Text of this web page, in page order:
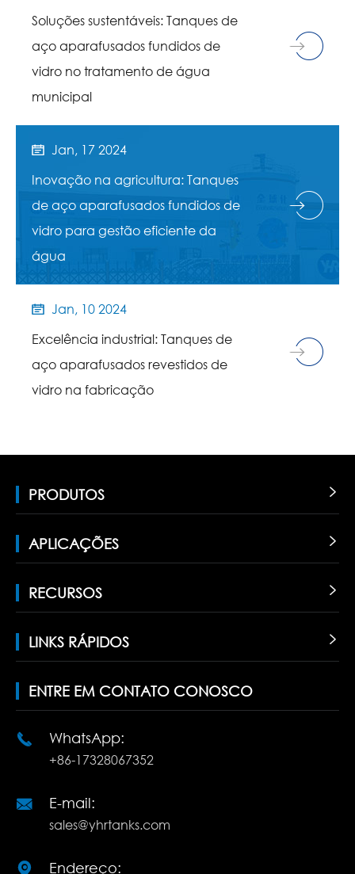
Soluções sustentáveis: Tanques de
aço aparafusados fundidos de
vidro no tratamento de água
municipal

Jan, 17 2024
Inovação na agricultura: Tanques
de aço aparafusados fundidos de
vidro para gestão eficiente da
água

Jan, 10 2024
Excelência industrial: Tanques de
aço aparafusados revestidos de
vidro na fabricação
PRODUTOS 
APLICAÇÕES 
RECURSOS 
LINKS RÁPIDOS 
ENTRE EM CONTATO CONOSCO
 WhatsApp:
+86-17328067352
 E-mail:
sales@yhrtanks.com
 Endereço: